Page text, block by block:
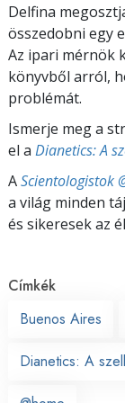
Delfina
összedobni egy
Az ipari mérnök
könyvből arról,
problémát.
Ismerje meg a
el a Dianetics: A
AScientologistok
a világ minden
és sikeresek az
Címkék
Buenos Aires
Dianetics: A